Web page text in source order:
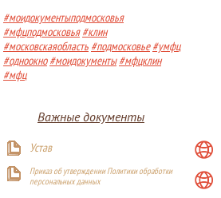
#моидокументыподмосковья
#мфцподмосковья #клин
#московскаяобласть #подмосковье #умфц
#одноокно #моидокументы #мфцклин
#мфц
Важные документы
Устав
Приказ об утверждении Политики обработки
персональных данных